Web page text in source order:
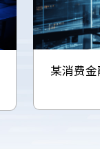
某消费金